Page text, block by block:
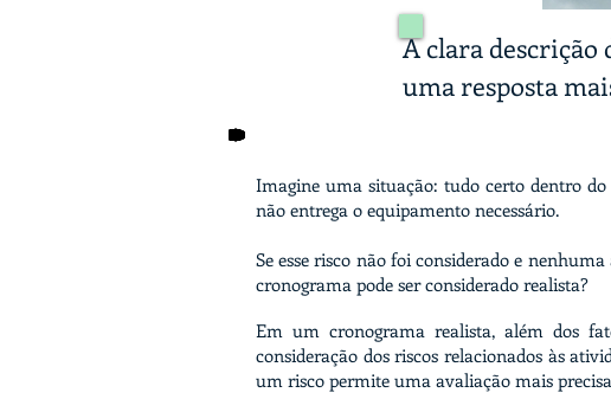
A clara descrição
uma resposta
Imagine uma situação: tudo certo dentro
não entrega o equipamento necessário.
Se esse risco não foi considerado e
cronograma pode ser considerado realista?
Em um cronograma realista, além dos
consideração dos riscos relacionados às
um risco permite uma avaliação mais